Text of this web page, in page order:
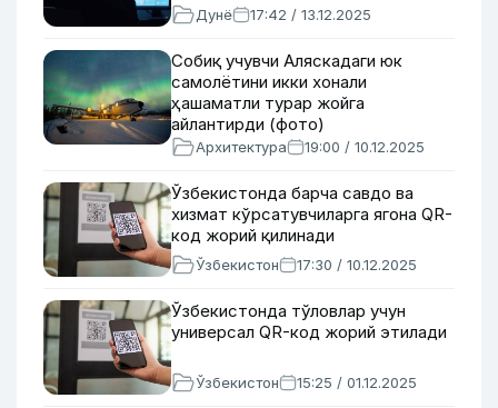
Дунё 17:42 / 13.12.2025
Собиқ учувчи Аляскадаги юк
самолётини икки хонали
ҳашаматли турар жойга
айлантирди (фото)
Архитектура 19:00 / 10.12.2025
Ўзбекистонда барча савдо ва
хизмат кўрсатувчиларга ягона QR-
код жорий қилинади
Ўзбекистон 17:30 / 10.12.2025
Ўзбекистонда тўловлар учун
универсал QR-код жорий этилади
Ўзбекистон 15:25 / 01.12.2025